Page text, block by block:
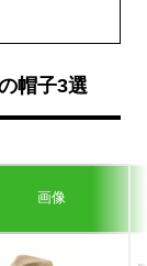
帽子3選
画像